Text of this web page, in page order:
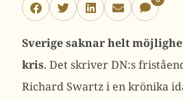
Sverige saknar helt
kris. Det skriver DN:s
Richard Swartz i en krönika